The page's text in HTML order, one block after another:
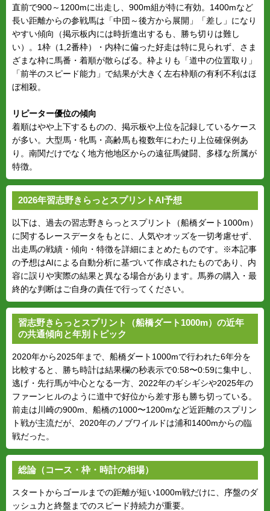
直前で900～1200mに出走し、900m組が特に有効。1400mなど
長い距離からの参戦馬は「中団～後方から展開」「差し」になり
やすい傾向（掲示板内には時折進出するも、勝ち切りは難し
い）。1枠（1,2番枠）・内枠に偏った好走は特に見られず、さま
ざまな枠に馬番・着順が散らばる。枠よりも「道中の位置取り」
「前半のスピード能力」で結果が大きく左右枠順の有利不利はほ
ぼ相殺。
リピーター優位の傾向
着順はやや上下するものの、掲示板や上位を記録しているケース
が多い。大型馬・牝馬・高齢馬も複数年にわたり上位確保例あ
り。南関だけでなく地方他地区からの遠征馬健闘、多様な所属が
特徴。
2026年習志野きらっとスプリントAI予想
以下は、過去の習志野きらっとスプリント（船橋ダート1000m）
に関するレースデータをもとに、人気やオッズを一切考慮せず、
出走馬の戦績・傾向・特徴を詳細にまとめたものです。※本記事
の予想はAIによる自動分析に基づいて作成されたものであり、内
容に誤りや実際の結果と異なる場合があります。馬券の購入・最
終的な判断はご自身の責任で行ってください。
習志野きらっとスプリント（船橋ダート1000m）の近年
の共通傾向と年別トピック
2020年から2025年まで、船橋ダート1000mで行われた6年分を
比較すると、勝ち時計は結果欄の秒表示で0:58〜0:59に集中し、
逃げ・先行馬が中心となる一方、2022年のギシギシや2025年の
ファーンヒルのように道中で好位から差す形も勝ち切っている。
前走は川崎の900m、船橋の1000〜1200mなど近距離のスプリン
ト戦が主流だが、2020年のノブワイルドは浦和1400mからの臨
戦だった。
総論（コース・枠・時計の相場）
スタートからゴールまでの距離が短い1000m戦だけに、序盤のダ
ッシュ力と終盤までのスピード持続力が重要。